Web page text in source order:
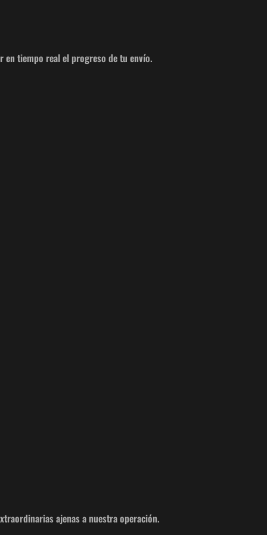
tiempo real el progreso de tu envío.
ajenas a nuestra operación.